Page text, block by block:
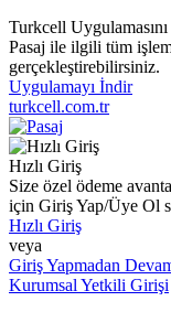
Turkcell
Pasaj ile ilgili tüm
gerçekleştirebilirsiniz.
Uygulamayı İndir
turkcell.com.tr
Hızlı Giriş
Size özel ödeme
için Giriş Yap/Üye Ol
Hızlı Giriş
veya
Giriş Yapmadan
Kurumsal Yetkili Girişi